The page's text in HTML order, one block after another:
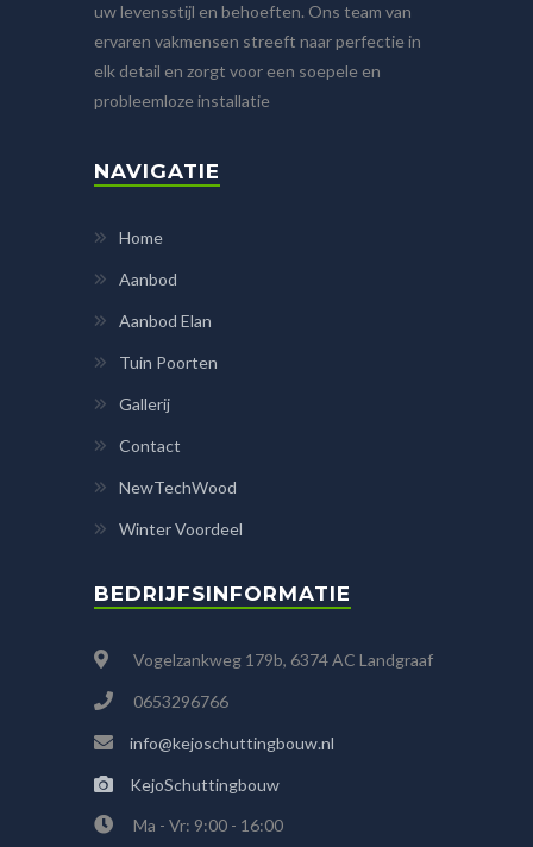
uw levensstijl en behoeften. Ons team van
ervaren vakmensen streeft naar perfectie in
elk detail en zorgt voor een soepele en
probleemloze installatie
NAVIGATIE
Home
Aanbod
Aanbod Elan
Tuin Poorten
Gallerij
Contact
NewTechWood
Winter Voordeel
BEDRIJFSINFORMATIE
Vogelzankweg 179b, 6374 AC Landgraaf
0653296766
info@kejoschuttingbouw.nl
KejoSchuttingbouw
Ma - Vr: 9:00 - 16:00